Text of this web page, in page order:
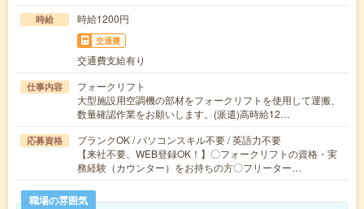
時給 時給1200円
交通費
交通費支給有り
仕事内容
フォークリフト
大型施設用空調機の部材をフォークリフトを使用して運搬、
数量確認作業をお願いします。(派遣)高時給12…
応募資格
ブランクOK / パソコンスキル不要 / 英語力不要
【来社不要、WEB登録OK！】〇フォークリフトの資格・実
務経験（カウンター）をお持ちの方〇フリーター…
職場の雰囲気